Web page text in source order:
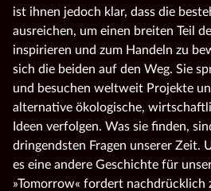
ist ihnen jedoch klar, dass die
ausreichen, um einen breiten Teil
inspirieren und zum Handeln zu
sich die beiden auf den Weg. Sie
und besuchen weltweit Projekte
alternative ökologische,
Ideen verfolgen. Was sie finden,
dringendsten Fragen unserer Zeit.
es eine andere Geschichte für
»Tomorrow« fordert nachdrücklich